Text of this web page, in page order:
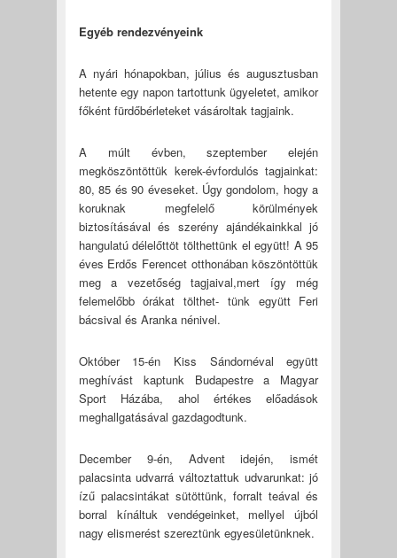
Egyéb rendezvényeink
A nyári hónapokban, július és augusztusban
hetente egy napon tartottunk ügyeletet, amikor
főként fürdőbérleteket vásároltak tagjaink.
A múlt évben, szeptember elején
megköszöntöttük kerek-évfordulós tagjainkat:
80, 85 és 90 éveseket. Úgy gondolom, hogy a
koruknak megfelelő körülmények
biztosításával és szerény ajándékainkkal jó
hangulatú délelőttöt tölthettünk el együtt! A 95
éves Erdős Ferencet otthonában köszöntöttük
meg a vezetőség tagjaival,mert így még
felemelőbb órákat tölthet- tünk együtt Feri
bácsival és Aranka nénivel.
Október 15-én Kiss Sándornéval együtt
meghívást kaptunk Budapestre a Magyar
Sport Házába, ahol értékes előadások
meghallgatásával gazdagodtunk.
December 9-én, Advent idején, ismét
palacsinta udvarrá változtattuk udvarunkat: jó
ízű palacsintákat sütöttünk, forralt teával és
borral kínáltuk vendégeinket, mellyel újból
nagy elismerést szereztünk egyesületünknek.